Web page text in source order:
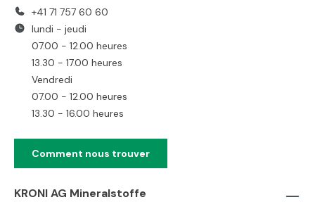
+41 71 757 60 60
lundi - jeudi
07.00 - 12.00 heures
13.30 - 17.00 heures
Vendredi
07.00 - 12.00 heures
13.30 - 16.00 heures
Comment nous trouver
KRONI AG Mineralstoffe